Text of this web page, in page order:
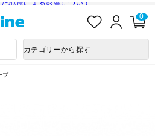
地震による影響について
入
ロ
ン
0
カテゴリーから探す
ブ